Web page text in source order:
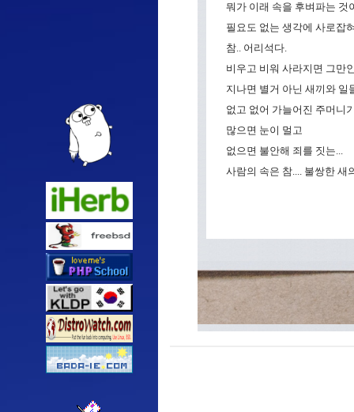
뭐가 이래 속을 후벼파는 것
필요도 없는 생각에 사로잡
참.. 어리석다.
비우고 비워 사라지면 그만
지나면 별거 아닌 새끼와 일
없고 없어 가늘어진 주머니
많으면 눈이 멀고
없으면 불안해 죄를 짓는...
사람의 속은 참.... 불쌍한 새